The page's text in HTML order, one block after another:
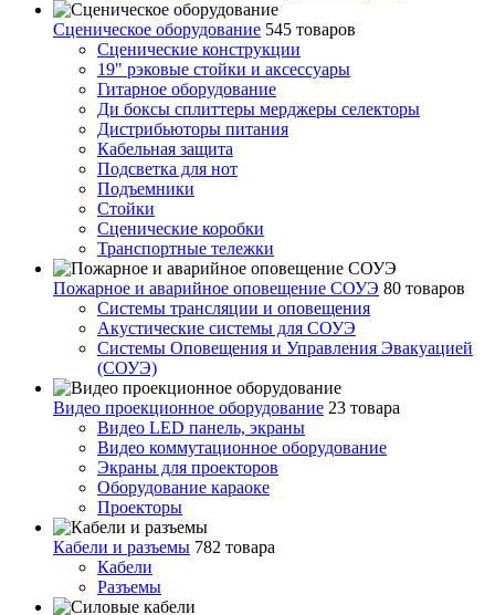
Сценическое оборудование 545 товаров
Сценические конструкции
19" рэковые стойки и аксесcуары
Гитарное оборудование
Ди боксы сплиттеры мерджеры селекторы
Дистрибьюторы питания
Кабельная защита
Подсветка для нот
Подъемники
Стойки
Сценические коробки
Транспортные тележки
Пожарное и аварийное оповещение СОУЭ 80 товаров
Cистемы трансляции и оповещения
Акустические системы для СОУЭ
Системы Оповещения и Управления Эвакуацией
(СОУЭ)
Видео проекционное оборудование 23 товара
Видео LED панель, экраны
Видео коммутационное оборудование
Экраны для проекторов
Оборудование караоке
Проекторы
Кабели и разъемы 782 товара
Кабели
Разъемы